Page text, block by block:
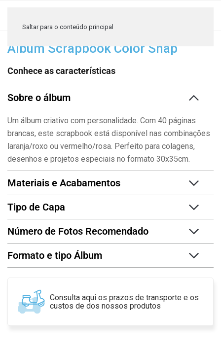
Saltar para o conteúdo principal
Álbum Scrapbook Color Snap
Conhece as características
Sobre o álbum
Um álbum criativo com personalidade. Com 40 páginas
brancas, este scrapbook está disponível nas combinações
laranja/roxo ou vermelho/rosa. Perfeito para colagens,
desenhos e projetos especiais no formato 30x35cm.
Materiais e Acabamentos
Tipo de Capa
Número de Fotos Recomendado
Formato e tipo Álbum
Consulta aqui os prazos de transporte e os
custos de dos nossos produtos